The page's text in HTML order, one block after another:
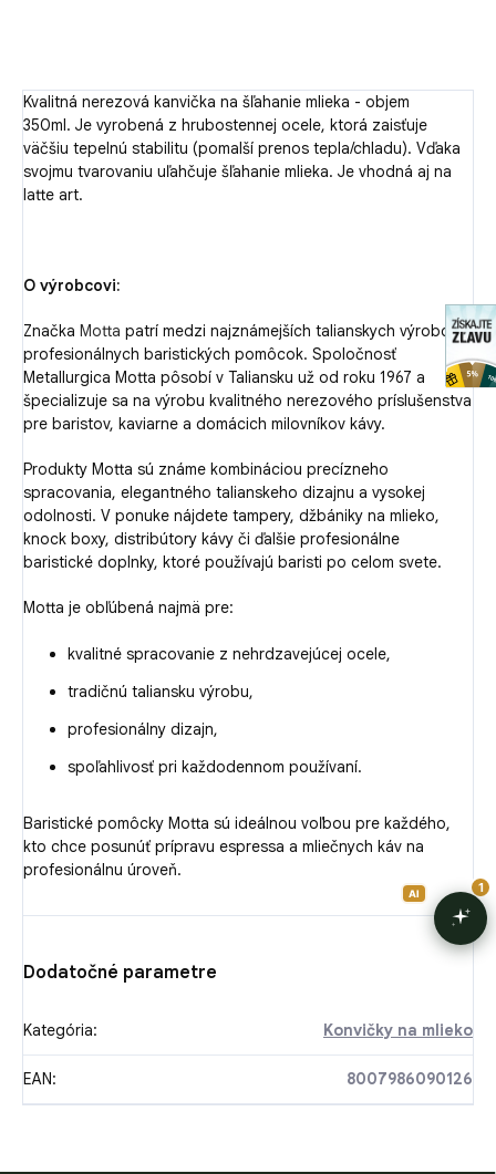
Kvalitná nerezová kanvička na šľahanie mlieka - objem
350ml. Je vyrobená z hrubostennej ocele, ktorá zaisťuje
väčšiu tepelnú stabilitu (pomalší prenos tepla/chladu). Vďaka
svojmu tvarovaniu uľahčuje šľahanie mlieka. Je vhodná aj na
latte art.
O výrobcovi:
Značka Motta patrí medzi najznámejších talianskych výrobcov
profesionálnych baristických pomôcok. Spoločnosť
Metallurgica Motta pôsobí v Taliansku už od roku 1967 a
špecializuje sa na výrobu kvalitného nerezového príslušenstva
pre baristov, kaviarne a domácich milovníkov kávy.
Produkty Motta sú známe kombináciou precízneho
spracovania, elegantného talianskeho dizajnu a vysokej
odolnosti. V ponuke nájdete tampery, džbániky na mlieko,
knock boxy, distribútory kávy či ďalšie profesionálne
baristické doplnky, ktoré používajú baristi po celom svete.
Motta je obľúbená najmä pre:
kvalitné spracovanie z nehrdzavejúcej ocele,
tradičnú taliansku výrobu,
profesionálny dizajn,
spoľahlivosť pri každodennom používaní.
Baristické pomôcky Motta sú ideálnou voľbou pre každého,
kto chce posunúť prípravu espressa a mliečnych káv na
profesionálnu úroveň.
Dodatočné parametre
Kategória: Konvičky na mlieko
EAN: 8007986090126